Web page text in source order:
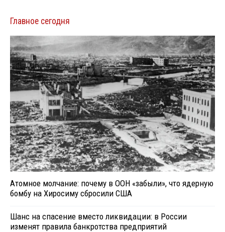
Главное сегодня
Атомное молчание: почему в ООН «забыли», что ядерную
бомбу на Хиросиму сбросили США
Шанс на спасение вместо ликвидации: в России
изменят правила банкротства предприятий